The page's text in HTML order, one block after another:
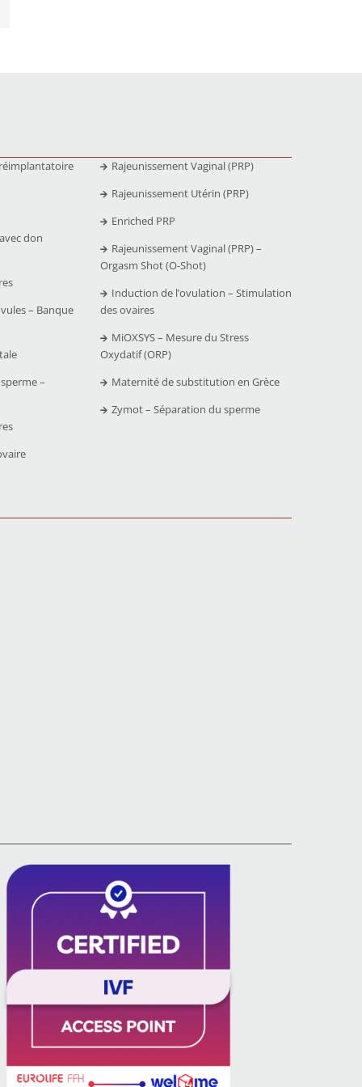
don
– Banque
–
Rajeunissement Vaginal (PRP)
Rajeunissement Utérin (PRP)
Enriched PRP
Rajeunissement Vaginal (PRP) –
Orgasm Shot (O-Shot)
Induction de l’ovulation – Stimulation
des ovaires
MiOXSYS – Mesure du Stress
Oxydatif (ORP)
Maternité de substitution en Grèce
Zymot – Séparation du sperme